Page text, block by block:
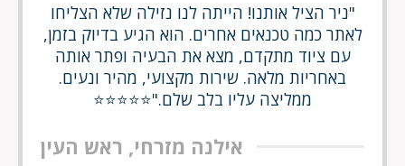
"ניר הציל אותנו! הייתה לנו נזילה שלא הצליחו
לאתר כמה טכנאים אחרים. הוא הגיע בדיוק בזמן,
עם ציוד מתקדם, מצא את הבעיה ופתר אותה
באחריות מלאה. שירות מקצועי, מהיר ונעים.
ממליצה עליו בלב שלם."⭐⭐⭐⭐⭐
אילנה מזרחי, ראש העין